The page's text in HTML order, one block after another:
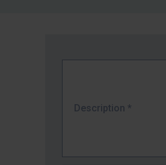
Description *